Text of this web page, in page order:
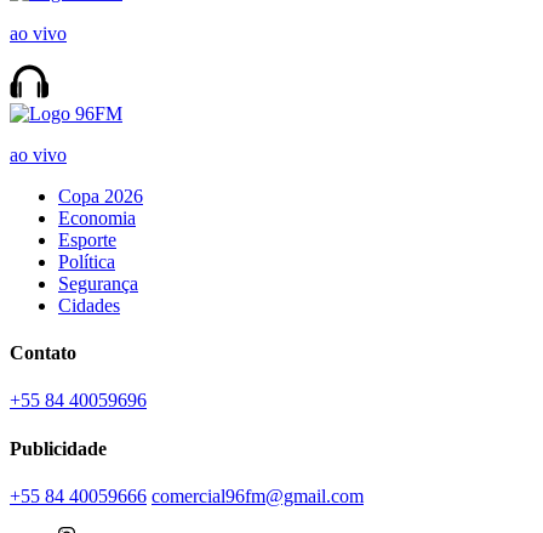
ao vivo
ao vivo
Copa 2026
Economia
Esporte
Política
Segurança
Cidades
Contato
+55 84 40059696
Publicidade
+55 84 40059666 comercial96fm@gmail.com